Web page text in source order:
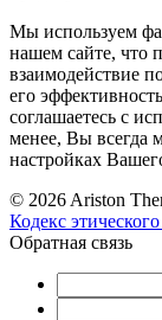
Мы используем
нашем сайте, что
взаимодействие
его
соглашаетесь с
менее, Вы всегда
настройках
© 2026 Ariston
Кодекс
Обратная связь